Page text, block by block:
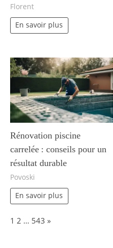
Florent
En savoir plus
Rénovation piscine
carrelée : conseils pour un
résultat durable
Povoski
En savoir plus
Page:
1 2 … 543 Next
»